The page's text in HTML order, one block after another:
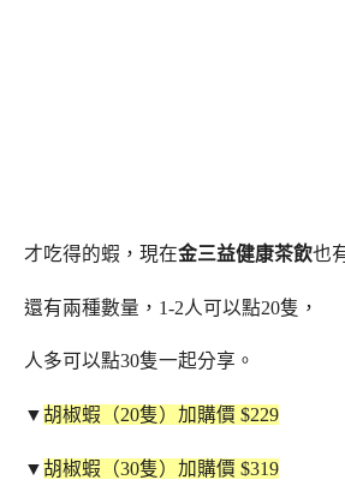
才吃得的蝦，現在金三益健康茶飲也
還有兩種數量，1-2人可以點20隻，
人多可以點30隻一起分享。
▼胡椒蝦（20隻）加購價 $229
▼胡椒蝦（30隻）加購價 $319